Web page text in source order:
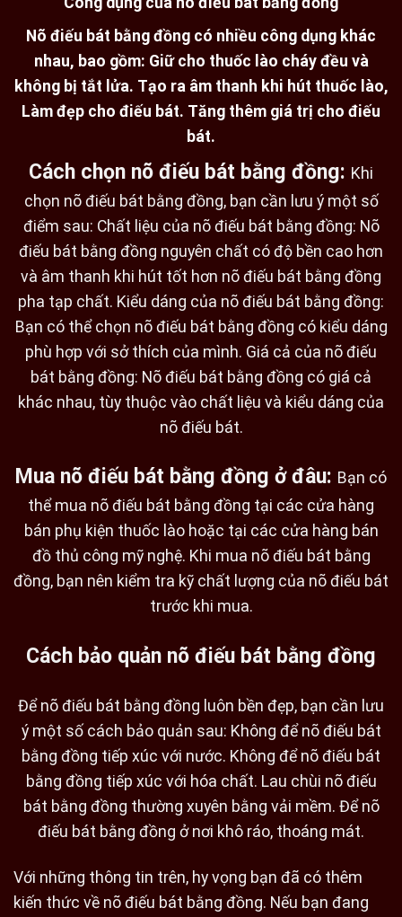
Nõ điếu bát bằng đồng có nhiều công dụng khác
nhau, bao gồm: Giữ cho thuốc lào cháy đều và
không bị tắt lửa. Tạo ra âm thanh khi hút thuốc lào,
Làm đẹp cho điếu bát. Tăng thêm giá trị cho điếu
bát.
Cách chọn nõ điếu bát bằng đồng: Khi
chọn nõ điếu bát bằng đồng, bạn cần lưu ý một số
điểm sau: Chất liệu của nõ điếu bát bằng đồng: Nõ
điếu bát bằng đồng nguyên chất có độ bền cao hơn
và âm thanh khi hút tốt hơn nõ điếu bát bằng đồng
pha tạp chất. Kiểu dáng của nõ điếu bát bằng đồng:
Bạn có thể chọn nõ điếu bát bằng đồng có kiểu dáng
phù hợp với sở thích của mình. Giá cả của nõ điếu
bát bằng đồng: Nõ điếu bát bằng đồng có giá cả
khác nhau, tùy thuộc vào chất liệu và kiểu dáng của
nõ điếu bát.
Mua nõ điếu bát bằng đồng ở đâu: Bạn có
thể mua nõ điếu bát bằng đồng tại các cửa hàng
bán phụ kiện thuốc lào hoặc tại các cửa hàng bán
đồ thủ công mỹ nghệ. Khi mua nõ điếu bát bằng
đồng, bạn nên kiểm tra kỹ chất lượng của nõ điếu bát
trước khi mua.
Cách bảo quản nõ điếu bát bằng đồng
Để nõ điếu bát bằng đồng luôn bền đẹp, bạn cần lưu
ý một số cách bảo quản sau: Không để nõ điếu bát
bằng đồng tiếp xúc với nước. Không để nõ điếu bát
bằng đồng tiếp xúc với hóa chất. Lau chùi nõ điếu
bát bằng đồng thường xuyên bằng vải mềm. Để nõ
điếu bát bằng đồng ở nơi khô ráo, thoáng mát.
Với những thông tin trên, hy vọng bạn đã có thêm
kiến thức về nõ điếu bát bằng đồng. Nếu bạn đang